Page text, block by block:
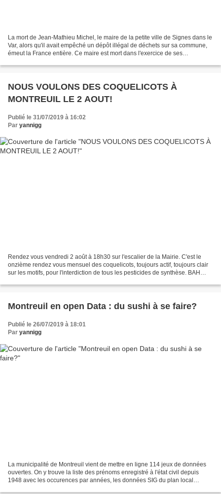
La mort de Jean-Mathieu Michel, le maire de la petite ville de Signes dans le
Var, alors qu'il avait empêché un dépôt illégal de déchets sur sa commune,
émeut la France entière. Ce maire est mort dans l'exercice de ses
NOUS VOULONS DES COQUELICOTS À
MONTREUIL LE 2 AOUT!
Publié le 31/07/2019 à 16:02
Par yannigg
Rendez vous vendredi 2 août à 18h30 sur l'escalier de la Mairie. C'est le
onzième rendez vous mensuel des coquelicots, toujours actif, toujours clair
sur les motifs, pour l'interdiction de tous les pesticides de synthèse. BAH
Montreuil en open Data : du sushi à se faire?
Publié le 26/07/2019 à 18:01
Par yannigg
La municipalité de Montreuil vient de mettre en ligne 114 jeux de données
ouvertes. On y trouve la liste des prénoms enregistré à l'état civil depuis
1948 avec les occurences par années, les données SIG du plan local